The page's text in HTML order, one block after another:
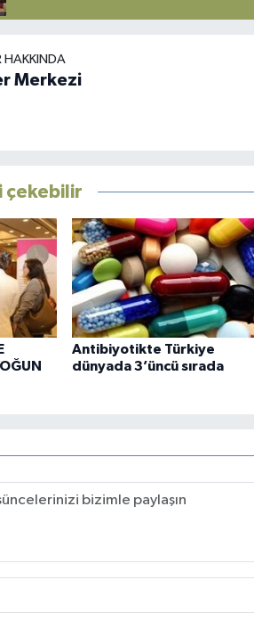
HAKKINDA
Merkezi
çekebilir
Antibiyotikte Türkiye
dünyada 3’üncü sırada